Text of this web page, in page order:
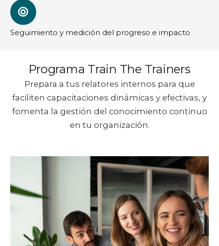
Seguimiento y medición del progreso e impacto
Programa Train The Trainers
Prepara a tus relatores internos para que
faciliten capacitaciones dinámicas y efectivas, y
fomenta la gestión del conocimiento continuo
en tu organización.